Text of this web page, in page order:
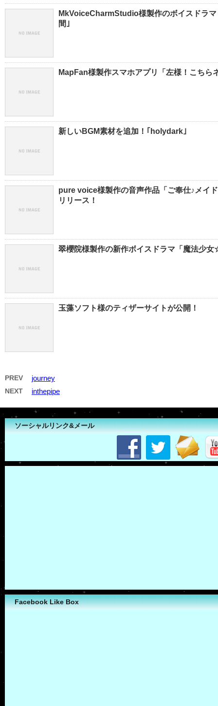
MkVoiceCharmStudio様製作のボイスドラ
間｣
MapFan様製作スマホアプリ「左様！こちら
新しいBGM素材を追加！｢holydark｣
pure voice様製作の音声作品「ご奉仕♪メイ
リリース！
翠櫻院様製作の新作ボイスドラマ「魔法少
玉藻ソフト様のティザーサイトが公開！
PREV journey
NEXT inthepipe
ソーシャルリンク&メール
Facebook Like Box